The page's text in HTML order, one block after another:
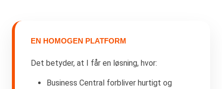
EN HOMOGEN PLATFORM
Det betyder, at I får en løsning, hvor:
Business Central forbliver hurtigt og